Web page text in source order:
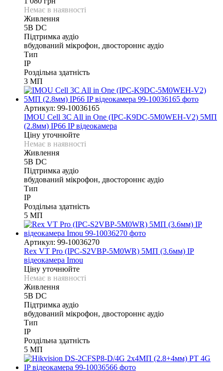
Немає в наявності
Живлення
5В DС
Підтримка аудіо
вбудований мікрофон, двостороннє аудіо
Тип
IP
Роздільна здатність
3 МП
Артикул: 99-10036165
IMOU Cell 3C All in One (IPC-K9DC-5M0WEH-V2) 5МП
(2.8мм) IP66 IP відеокамера
Ціну уточнюйте
Немає в наявності
Живлення
5В DС
Підтримка аудіо
вбудований мікрофон, двостороннє аудіо
Тип
IP
Роздільна здатність
5 МП
Артикул: 99-10036270
Rex VT Pro (IPC-S2VBP-5M0WR) 5МП (3.6мм) IP
відеокамера Imou
Ціну уточнюйте
Немає в наявності
Живлення
5В DС
Підтримка аудіо
вбудований мікрофон, двостороннє аудіо
Тип
IP
Роздільна здатність
5 МП